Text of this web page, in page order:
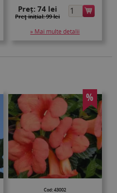
Preț: 74 lei
Preţ inițial: 99 lei
» Mai multe detalii
%
Cod: 43002